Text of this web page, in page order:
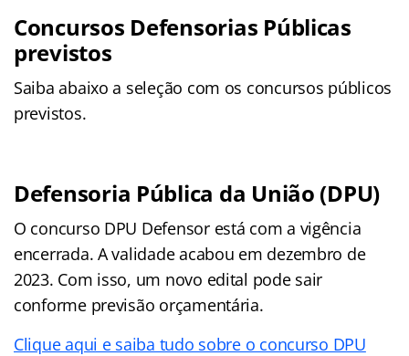
Concursos Defensorias Públicas
previstos
Saiba abaixo a seleção com os concursos públicos
previstos.
Defensoria Pública da União (DPU)
O concurso DPU Defensor está com a vigência
encerrada. A validade acabou em dezembro de
2023. Com isso, um novo edital pode sair
conforme previsão orçamentária.
Clique aqui e saiba tudo sobre o concurso DPU